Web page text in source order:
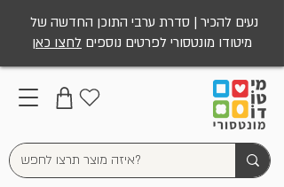
מיטודו מונטסורי לפרטים נוספים לחצו כאן